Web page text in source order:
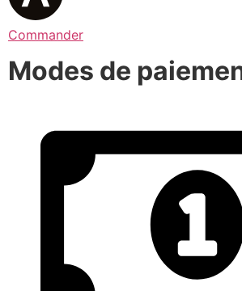
Commander
Modes de